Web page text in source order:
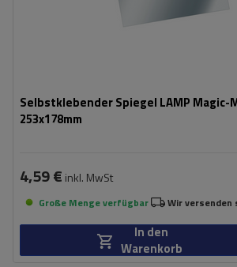
Selbstklebender Spiegel LAMP Magic-
253x178mm
4,59 € inkl. MwSt
Große Menge verfügbar Wir versenden
In den
Warenkorb